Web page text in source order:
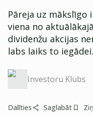
Pāreja uz
viena no
dividenžu akcijas
labs laiks to iegādei.
Investoru Klubs
Dalīties Saglabāt